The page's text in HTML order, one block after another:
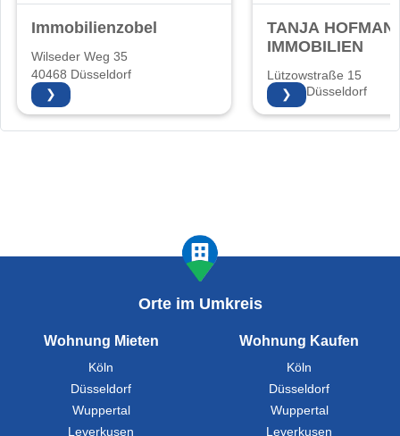
Immobilienzobel
Wilseder Weg 35
40468 Düsseldorf
❯
TANJA
IMMOBILIEN
Lützowstraße 15
40476 Düsseldorf
❯
Orte im Umkreis
Wohnung Mieten
Köln
Düsseldorf
Wuppertal
Leverkusen
Wohnung Kaufen
Köln
Düsseldorf
Wuppertal
Leverkusen